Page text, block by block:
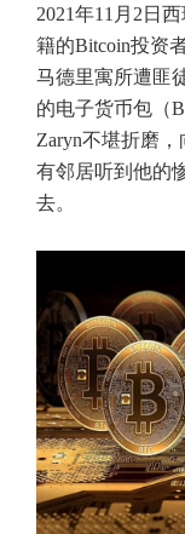
2021年11月2日
籍的Bitcoin投资
马德里寓所遭匪
的电子货币包（
Zaryn不堪折磨
有邻居听到他的
去。